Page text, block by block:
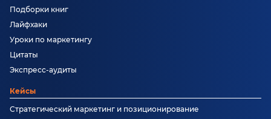
Подборки книг
Лайфхаки
Уроки по маркетингу
Цитаты
Экспресс-аудиты
Кейсы
Стратегический маркетинг и позиционирование